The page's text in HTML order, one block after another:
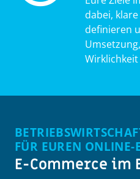
dabei,
definieren
FÜR EUREN ONLINE-
E-Commerce im